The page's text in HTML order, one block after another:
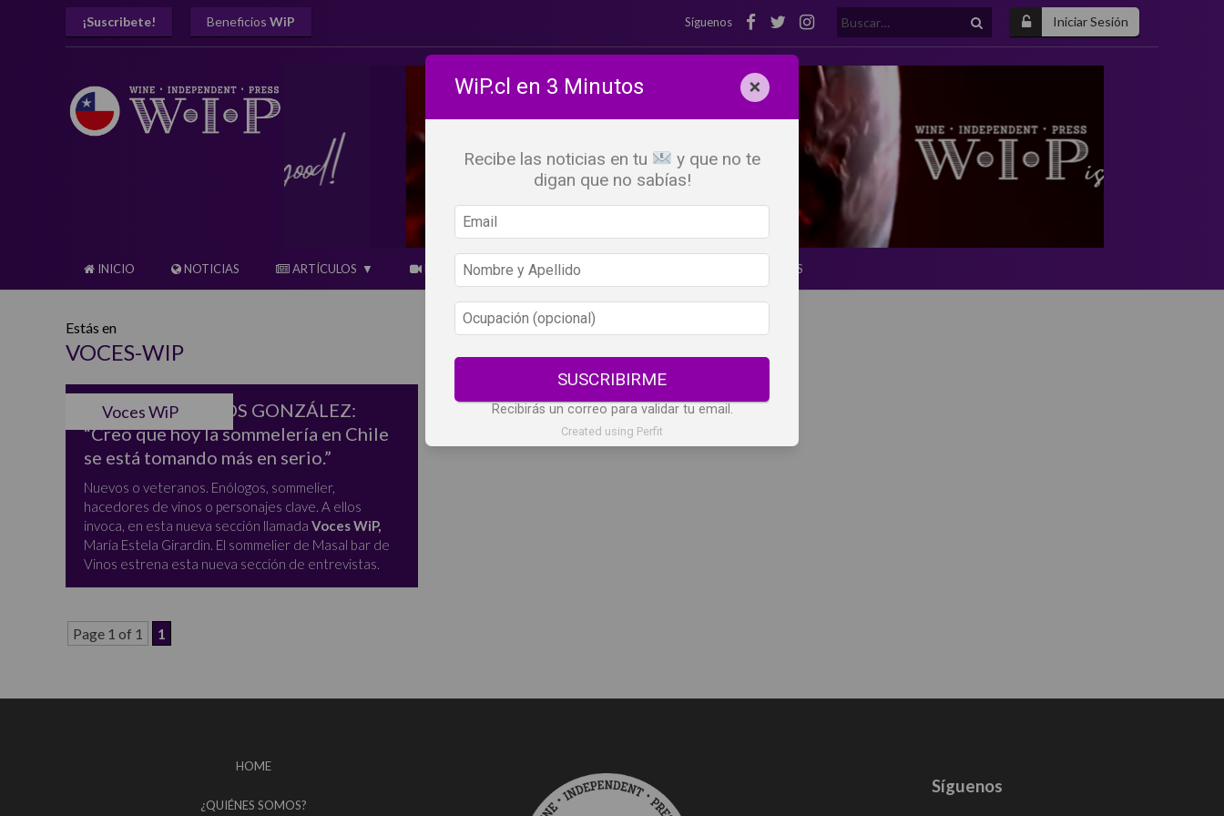
Iniciar Sesión
¡Suscribete! Beneficios WiP Buscar:
Síguenos
INICIO NOTICIAS ARTÍCULOS BEBER X LOS OJOS GLOSARIO DEL VINO PANORAMAS
Estás en
VOCES-WIP
Voces WiP
SEBASTIÁN LOBOS GONZÁLEZ:
“Creo que hoy la sommelería en Chile
se está tomando más en serio.”
Nuevos o veteranos. Enólogos, sommelier,
hacedores de vinos o personajes clave. A ellos
invoca, en esta nueva sección llamada Voces WiP,
María Estela Girardin. El sommelier de Masal bar de
Vinos estrena esta nueva sección de entrevistas.
Page 1 of 1 1
HOME
¿QUIÉNES SOMOS?
Síguenos
WiP.cl en 3 Minutos ×
Recibe las noticias en tu
y que no te
digan que no sabías!
SUSCRIBIRME
Recibirás un correo para validar tu email.
Created using Perfit